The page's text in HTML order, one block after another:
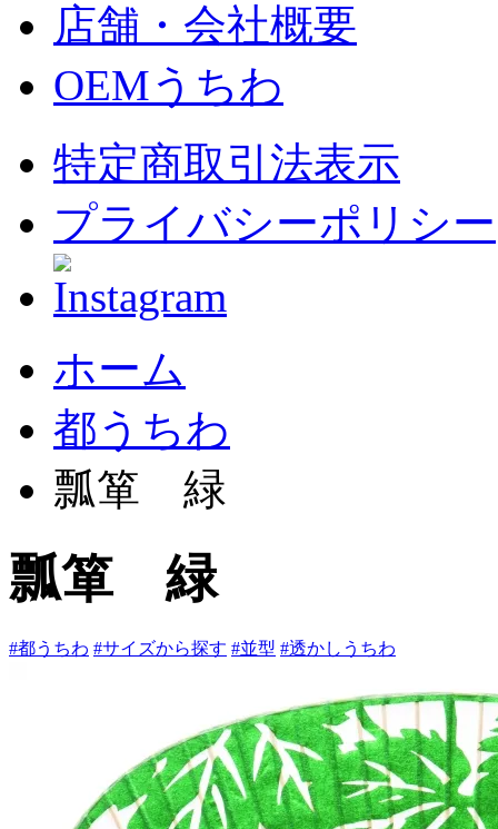
店舗・会社概要
OEMうちわ
特定商取引法表示
プライバシーポリシー
ホーム
都うちわ
瓢箪 緑
瓢箪 緑
#都うちわ #サイズから探す #並型 #透かしうちわ